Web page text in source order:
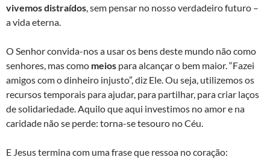
vivemos distraídos, sem pensar no nosso verdadeiro futuro –
a vida eterna.
O Senhor convida-nos a usar os bens deste mundo não como
senhores, mas como meios para alcançar o bem maior. “Fazei
amigos com o dinheiro injusto”, diz Ele. Ou seja, utilizemos os
recursos temporais para ajudar, para partilhar, para criar laços
de solidariedade. Aquilo que aqui investimos no amor e na
caridade não se perde: torna-se tesouro no Céu.
E Jesus termina com uma frase que ressoa no coração: